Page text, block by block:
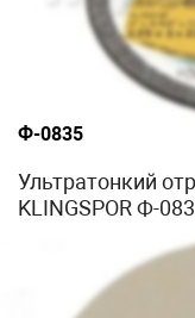
Ф-0835
Ультратонкий
KLINGSPOR Ф-